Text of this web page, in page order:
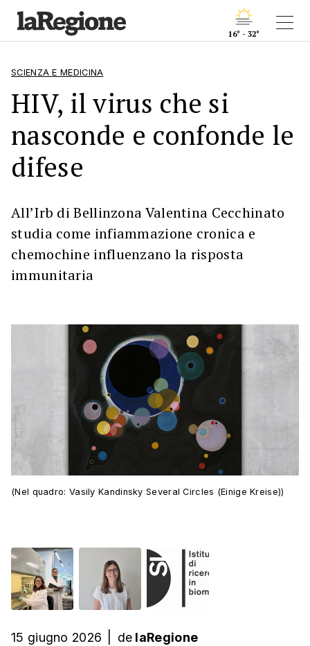
16° - 32°
SCIENZA E MEDICINA
HIV, il virus che si
nasconde e confonde le
difese
All’Irb di Bellinzona Valentina Cecchinato
studia come infiammazione cronica e
chemochine influenzano la risposta
immunitaria
(Nel quadro: Vasily Kandinsky Several Circles (Einige Kreise))
15 giugno 2026 de laRegione